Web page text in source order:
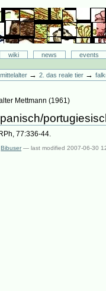
wiki news
events
→2. das reale tier →
Mettmann (1961)
77:336-44.
Bibuser —last modified2007-06-30